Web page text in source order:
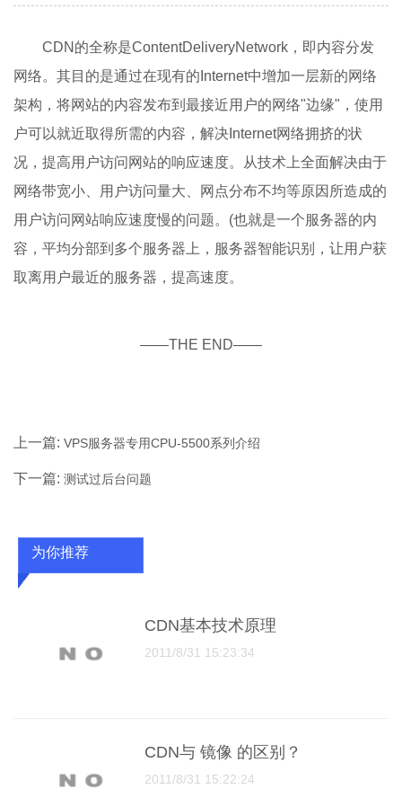
CDN的全称是ContentDeliveryNetwork，即内容分发
网络。其目的是通过在现有的Internet中增加一层新的网络
架构，将网站的内容发布到最接近用户的网络"边缘"，使用
户可以就近取得所需的内容，解决Internet网络拥挤的状
况，提高用户访问网站的响应速度。从技术上全面解决由于
网络带宽小、用户访问量大、网点分布不均等原因所造成的
用户访问网站响应速度慢的问题。(也就是一个服务器的内
容，平均分部到多个服务器上，服务器智能识别，让用户获
取离用户最近的服务器，提高速度。
——THE END——
上一篇:VPS服务器专用CPU-5500系列介绍
下一篇:测试过后台问题
为你推荐
CDN基本技术原理
2011/8/31 15:23:34
CDN与 镜像 的区别？
2011/8/31 15:22:24